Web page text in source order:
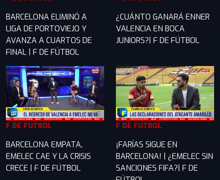
BARCELONA ELIMINÓ A
LIGA DE PORTOVIEJO Y
AVANZA A CUARTOS DE
FINAL | F DE FÚTBOL
¿CUÁNTO GANARÁ ENNER
VALENCIA EN BOCA
JUNIORS?| F DE FÚTBOL
F DE FÚTBOL
BARCELONA EMPATA,
EMELEC CAE Y LA CRISIS
CRECE | F DE FÚTBOL
F DE FÚTBOL
¡FARÍAS SIGUE EN
BARCELONA! | ¿EMELEC SIN
SANCIONES FIFA?| F DE